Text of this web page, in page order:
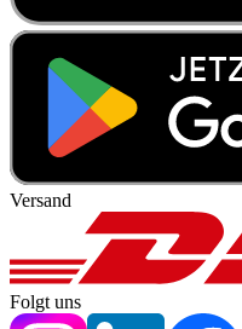
Versand
Folgt uns